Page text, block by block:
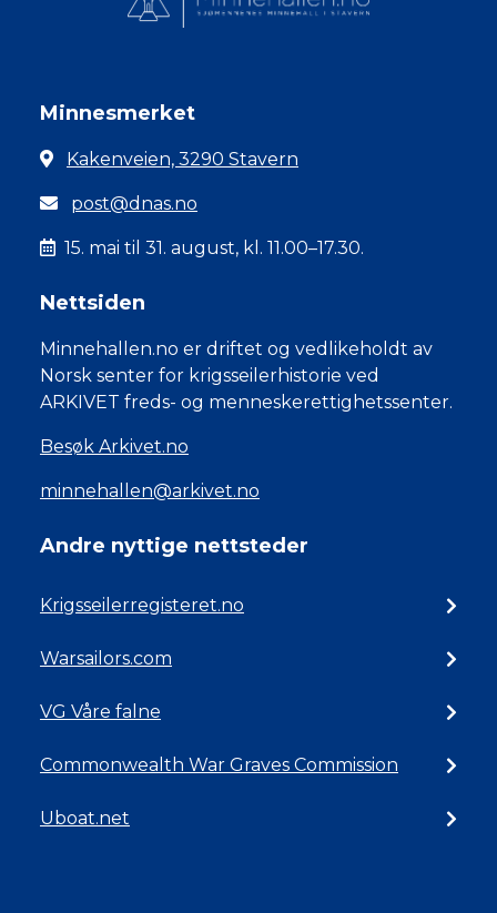
Minnesmerket
Kakenveien, 3290 Stavern
post@dnas.no
15. mai til 31. august, kl. 11.00–17.30.
Nettsiden
Minnehallen.no er driftet og vedlikeholdt av
Norsk senter for krigsseilerhistorie ved
ARKIVET freds- og menneskerettighetssenter.
Besøk Arkivet.no
minnehallen@arkivet.no
Andre nyttige nettsteder
Krigsseilerregisteret.no
Warsailors.com
VG Våre falne
Commonwealth War Graves Commission
Uboat.net